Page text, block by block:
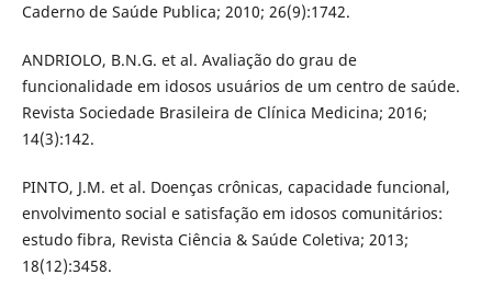
Caderno de Saúde Publica; 2010; 26(9):1742.
ANDRIOLO, B.N.G. et al. Avaliação do grau de
funcionalidade em idosos usuários de um centro de saúde.
Revista Sociedade Brasileira de Clínica Medicina; 2016;
14(3):142.
PINTO, J.M. et al. Doenças crônicas, capacidade funcional,
envolvimento social e satisfação em idosos comunitários:
estudo fibra, Revista Ciência & Saúde Coletiva; 2013;
18(12):3458.